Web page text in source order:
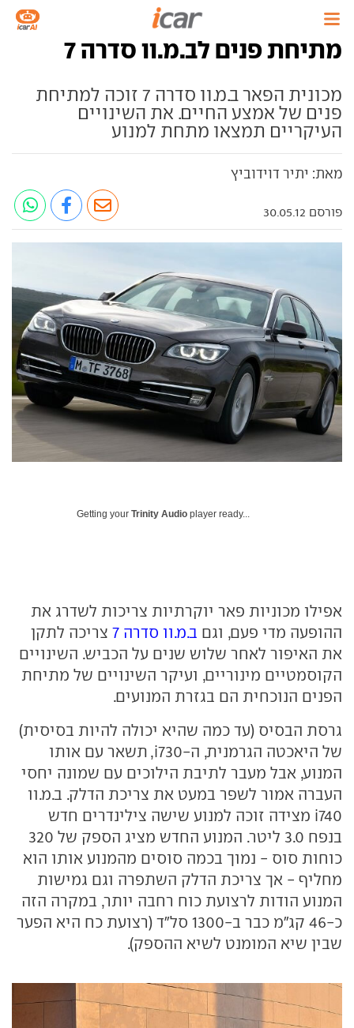
מתיחת פנים לב.מ.וו סדרה 7
מכונית הפאר ב.מ.וו סדרה 7 זוכה למתיחת
פנים של אמצע החיים. את השינויים
העיקריים תמצאו מתחת למנוע
מאת: יתיר דוידוביץ
פורסם 30.05.12
Getting your Trinity Audio player ready...
אפילו מכוניות פאר יוקרתיות צריכות לשדרג את
ההופעה מדי פעם, וגם ב.מ.וו סדרה 7
צריכה לתקן
את האיפור לאחר שלוש שנים על הכביש. השינויים
הקוסמטיים מינוריים, ועיקר השינויים של מתיחת
הפנים הנוכחית הם בגזרת המנועים.
גרסת הבסיס (עד כמה שהיא יכולה להיות בסיסית)
של היאכטה הגרמנית, ה-730
i
, תשאר עם אותו
המנוע, אבל מעבר לתיבת הילוכים עם שמונה יחסי
העברה אמור לשפר במעט את צריכת הדלק. ב.מ.וו
740
i מצידה זוכה למנוע שישה צילינדרים חדש
בנפח 3.0 ליטר. המנוע החדש מציג הספק של 320
כוחות סוס - נמוך בכמה סוסים מהמנוע אותו הוא
מחליף - אך צריכת הדלק השתפרה וגם גמישות
המנוע הודות לרצועת כוח רחבה יותר, במקרה הזה
כ-46 קג"מ כבר ב-1300 סל"ד (רצועת כח היא הפער
שבין שיא המומנט לשיא ההספק).